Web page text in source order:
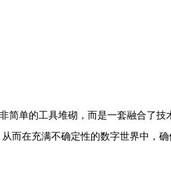
简单的工具堆砌，而是一套融合了
而在充满不确定性的数字世界中，